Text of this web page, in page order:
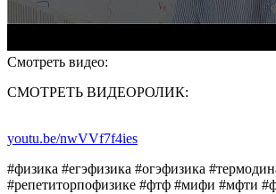
Смотреть видео:
СМОТРЕТЬ ВИДЕОРОЛИК:
youtu.be/nwVVf7f4ies
#физика #егэфизика #огэфизика
#репетиторпофизике #фтф #мифи #мфти